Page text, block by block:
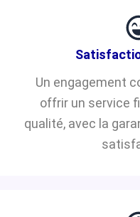
Un engagement
offrir un service
qualité, avec la